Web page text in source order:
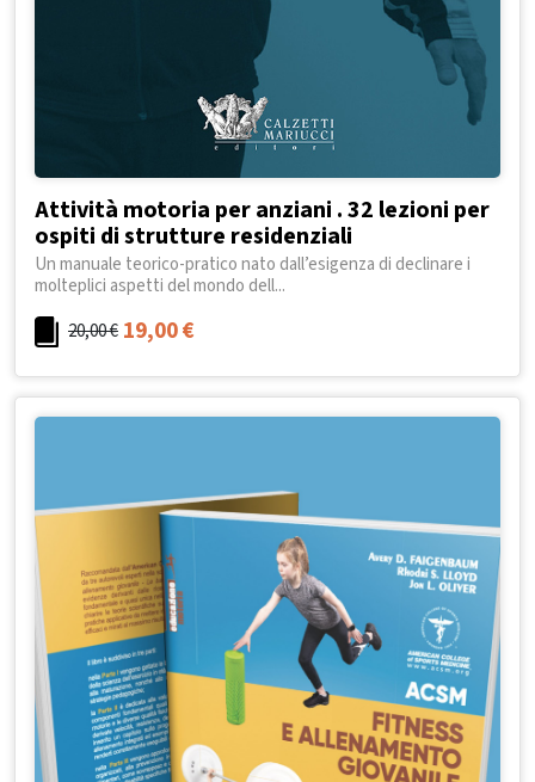
Attività motoria per anziani . 32 lezioni per
ospiti di strutture residenziali
Un manuale teorico-pratico nato dall’esigenza di declinare i
molteplici aspetti del mondo dell...
20,00€ 19,00€